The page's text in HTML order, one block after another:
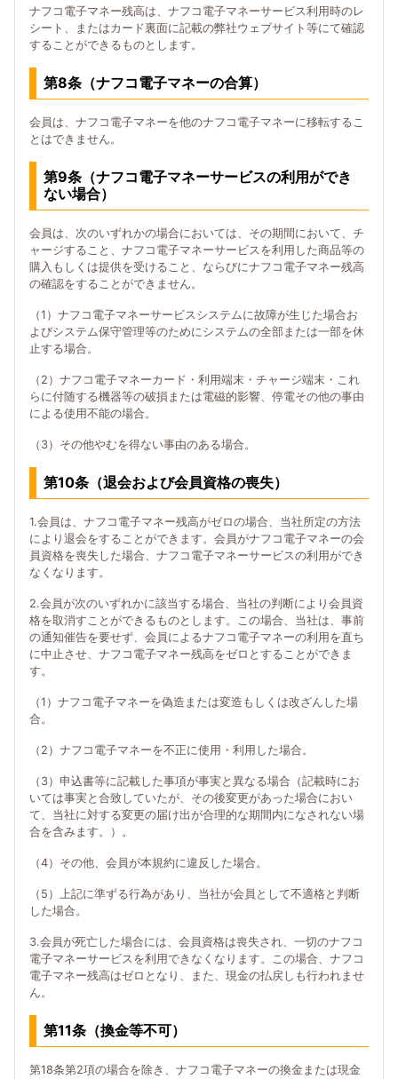
ナフコ電子マネー残高は、ナフコ電子マネーサービス利用時のレ
シート、またはカード裏面に記載の弊社ウェブサイト等にて確認
することができるものとします。
第8条（ナフコ電子マネーの合算）
会員は、ナフコ電子マネーを他のナフコ電子マネーに移転するこ
とはできません。
第9条（ナフコ電子マネーサービスの利用ができ
ない場合）
会員は、次のいずれかの場合においては、その期間において、チ
ャージすること、ナフコ電子マネーサービスを利用した商品等の
購入もしくは提供を受けること、ならびにナフコ電子マネー残高
の確認をすることができません。
（1）ナフコ電子マネーサービスシステムに故障が生じた場合お
よびシステム保守管理等のためにシステムの全部または一部を休
止する場合。
（2）ナフコ電子マネーカード・利用端末・チャージ端末・これ
らに付随する機器等の破損または電磁的影響、停電その他の事由
による使用不能の場合。
（3）その他やむを得ない事由のある場合。
第10条（退会および会員資格の喪失）
1.会員は、ナフコ電子マネー残高がゼロの場合、当社所定の方法
により退会をすることができます。会員がナフコ電子マネーの会
員資格を喪失した場合、ナフコ電子マネーサービスの利用ができ
なくなります。
2.会員が次のいずれかに該当する場合、当社の判断により会員資
格を取消すことができるものとします。この場合、当社は、事前
の通知催告を要せず、会員によるナフコ電子マネーの利用を直ち
に中止させ、ナフコ電子マネー残高をゼロとすることができま
す。
（1）ナフコ電子マネーを偽造または変造もしくは改ざんした場
合。
（2）ナフコ電子マネーを不正に使用・利用した場合。
（3）申込書等に記載した事項が事実と異なる場合（記載時にお
いては事実と合致していたが、その後変更があった場合におい
て、当社に対する変更の届け出が合理的な期間内になされない場
合を含みます。）。
（4）その他、会員が本規約に違反した場合。
（5）上記に準ずる行為があり、当社が会員として不適格と判断
した場合。
3.会員が死亡した場合には、会員資格は喪失され、一切のナフコ
電子マネーサービスを利用できなくなります。この場合、ナフコ
電子マネー残高はゼロとなり、また、現金の払戻しも行われませ
ん。
第11条（換金等不可）
第18条第2項の場合を除き、ナフコ電子マネーの換金または現金